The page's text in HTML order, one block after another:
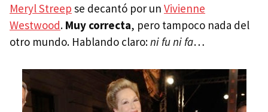
Meryl Streep se decantó por un Vivienne
Westwood. Muy correcta, pero tampoco nada del
otro mundo. Hablando claro:ni fu ni fa…